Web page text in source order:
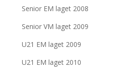
Senior EM laget 2008
Senior VM laget 2009
U21 EM laget 2009
U21 EM laget 2010